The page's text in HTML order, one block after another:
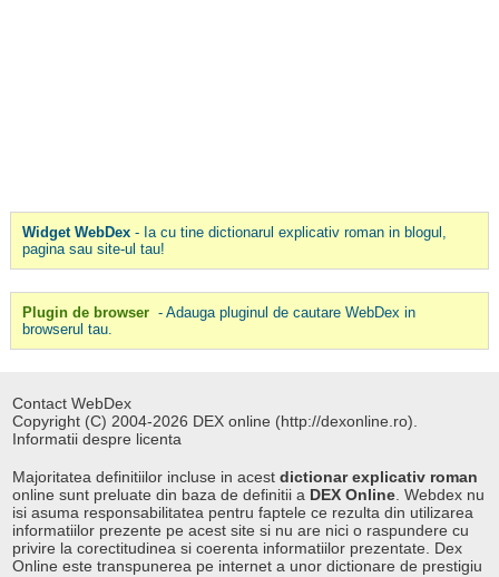
Widget WebDex- Ia cu tine dictionarul explicativ roman in blogul,
pagina sau site-ul tau!
Plugin de browser - Adauga pluginul de cautare WebDex in
browserul tau.
Contact WebDex
Copyright (C) 2004-2026 DEX online (http://dexonline.ro).
Informatii despre licenta
Majoritatea definitiilor incluse in acestdictionar explicativ roman
online sunt preluate din baza de definitii a DEX Online . Webdex nu
isi asuma responsabilitatea pentru faptele ce rezulta din utilizarea
informatiilor prezente pe acest site si nu are nici o raspundere cu
privire la corectitudinea si coerenta informatiilor prezentate. Dex
Online este transpunerea pe internet a unor dictionare de prestigiu